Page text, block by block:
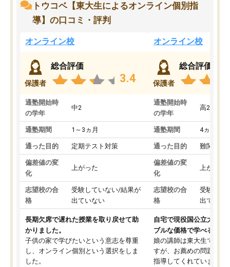
トウコベ【東大生によるオンライン個別指
導】の口コミ・評判
オンライン校
保護者
総合評価
3.4
通塾開始時
の学年
中2
通塾期間 1～3ヵ月
通った目的 定期テスト対策
偏差値の変
化
上がった
志望校の合
格
受験していない/結果が
出ていない
長期欠席で遅れた授業を取り戻せて助
かりました。
子供の家で学びたいという意志を尊重
し、オンライン個別という選択をしま
した。
オンライン校
保護者
総合評価
通塾開始時
の学年
高2
通塾期間 4ヵ月～1
通った目的 難関私立
偏差値の変
化
上がった
志望校の合
格
受験して
出ていな
自宅で現役国公立大学生
ブルな価格で学べる
娘の講師は東大生では無
すが、お薦めの問題集や
指導してくれています。